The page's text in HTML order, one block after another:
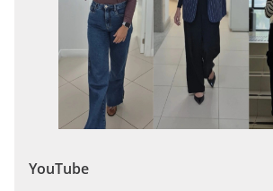
YouTube